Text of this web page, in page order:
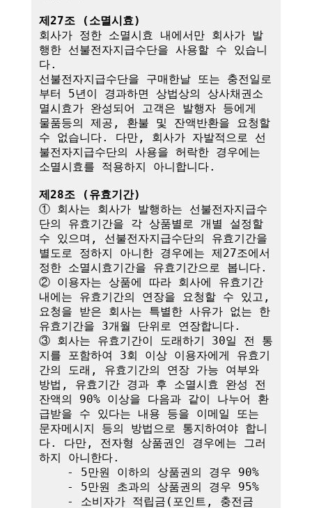
제27조 (소멸시효)
회사가 정한 소멸시효 내에서만 회사가 발
행한 선불전자지급수단을 사용할 수 있습니
다.
선불전자지급수단을 구매한날 또는 충전일로
부터 5년이 경과하면 상법상의 상사채권소
멸시효가 완성되어 고객은 발행자 등에게
물품등의 제공, 환불 및 잔액반환을 요청할
수 없습니다. 다만, 회사가 자발적으로 선
불전자지급수단의 사용을 허락한 경우에는
소멸시효를 적용하지 아니합니다.
제28조 (유효기간)
① 회사는 회사가 발행하는 선불전자지급수
단의 유효기간을 각 상품별로 개별 설정할
수 있으며, 선불전자지급수단의 유효기간을
별도로 정하지 아니한 경우에는 제27조에서
정한 소멸시효기간을 유효기간으로 봅니다.
② 이용자는 상품에 따라 회사에 유효기간
내에는 유효기간의 연장을 요청할 수 있고,
요청을 받은 회사는 특별한 사유가 없는 한
유효기간을 3개월 단위로 연장합니다.
③ 회사는 유효기간이 도래하기 30일 전 통
지를 포함하여 3회 이상 이용자에게 유효기
간의 도래, 유효기간의 연장 가능 여부와
방법, 유효기간 경과 후 소멸시효 완성 전
잔액의 90% 이상을 다음과 같이 나누어 환
급받을 수 있다는 내용 등을 이메일 또는
문자메시지 등의 방법으로 통지하여야 합니
다. 다만, 전자형 상품권인 경우에는 그러
하지 아니한다.